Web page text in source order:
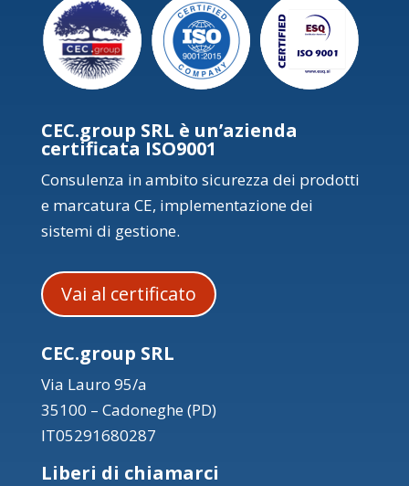
CEC.group SRL è un’azienda
certificata ISO9001
Consulenza in ambito sicurezza dei prodotti
e marcatura CE, implementazione dei
sistemi di gestione.
Vai al certificato
CEC.group SRL
Via Lauro 95/a
35100 – Cadoneghe (PD)
IT05291680287
Liberi di chiamarci